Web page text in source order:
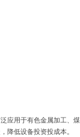
应用于有色金属加工、
降低设备投资投成本。